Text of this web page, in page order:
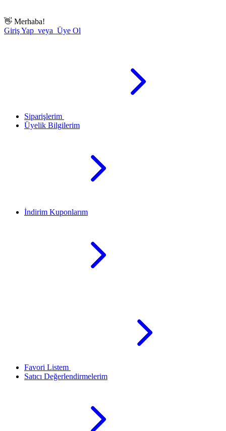
👋 Merhaba!
Giriş Yap veya Üye Ol
Siparişlerim
Üyelik Bilgilerim
İndirim Kuponlarım
Favori Listem
Satıcı Değerlendirmelerim